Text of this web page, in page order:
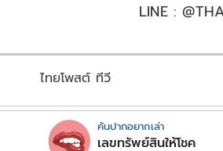
LINE :
ไทยโพสต์ ทีวี
คันปากอยากเล่า
เลขทรัพย์สินให้โชค